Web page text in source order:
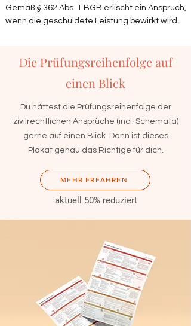
Gemäß § 362 Abs. 1 BGB erlischt ein Anspruch,
wenn die geschuldete Leistung bewirkt wird.
Die Prüfungsreihenfolge auf
einen Blick
Du hättest die Prüfungsreihenfolge der
zivilrechtlichen Ansprüche (incl. Schemata)
gerne auf einen Blick. Dann ist dieses
Plakat genau das Richtige für dich.
MEHR ERFAHREN
aktuell 50% reduziert